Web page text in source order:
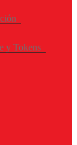
y Tokens